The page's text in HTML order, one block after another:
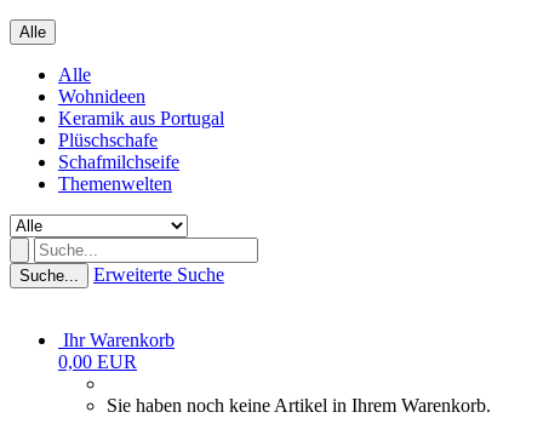
Alle
Alle
Wohnideen
Keramik aus Portugal
Plüschschafe
Schafmilchseife
Themenwelten
Suche... Erweiterte Suche
Ihr Warenkorb
0,00 EUR
Sie haben noch keine Artikel in Ihrem Warenkorb.